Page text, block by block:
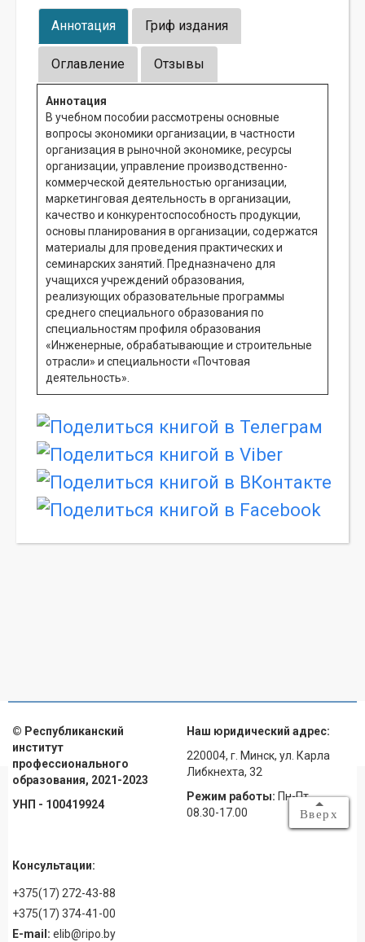
Аннотация Гриф издания
Оглавление Отзывы
Аннотация
В учебном пособии рассмотрены основные
вопросы экономики организации, в частности
организация в рыночной экономике, ресурсы
организации, управление производственно-
коммерческой деятельностью организации,
маркетинговая деятельность в организации,
качество и конкурентоспособность продукции,
основы планирования в организации, содержатся
материалы для проведения практических и
семинарских занятий. Предназначено для
учащихся учреждений образования,
реализующих образовательные программы
среднего специального образования по
специальностям профиля образования
«Инженерные, обрабатывающие и строительные
отрасли» и специальности «Почтовая
деятельность».
Вверх
© Республиканский
институт
профессионального
образования, 2021-2023
УНП - 100419924
Наш юридический адрес:
220004, г. Минск, ул. Карла
Либкнехта, 32
Режим работы: Пн-Пт
08.30-17.00
Консультации:
+375(17) 272-43-88
+375(17) 374-41-00
E-mail: elib@ripo.by